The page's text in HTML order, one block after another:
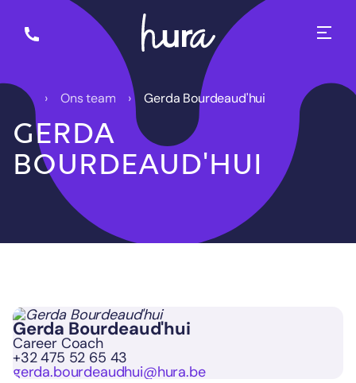
Ons team Gerda Bourdeaud'hui
GERDA
BOURDEAUD'HUI
Gerda Bourdeaud'hui
Career Coach
+32 475 52 65 43
gerda.bourdeaudhui@hura.be